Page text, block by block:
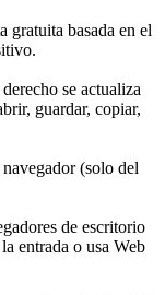
basada en el
se actualiza
guardar, copiar,
(solo del
de escritorio
entrada o usa Web